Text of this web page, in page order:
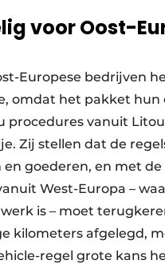
voor Oost-
Europese bedrijven
omdat het pakket hun
procedures vanuit
Zij stellen dat de
en goederen, en met
West-Europa –
is – moet
kilometers afgelegd,
regel grote kans